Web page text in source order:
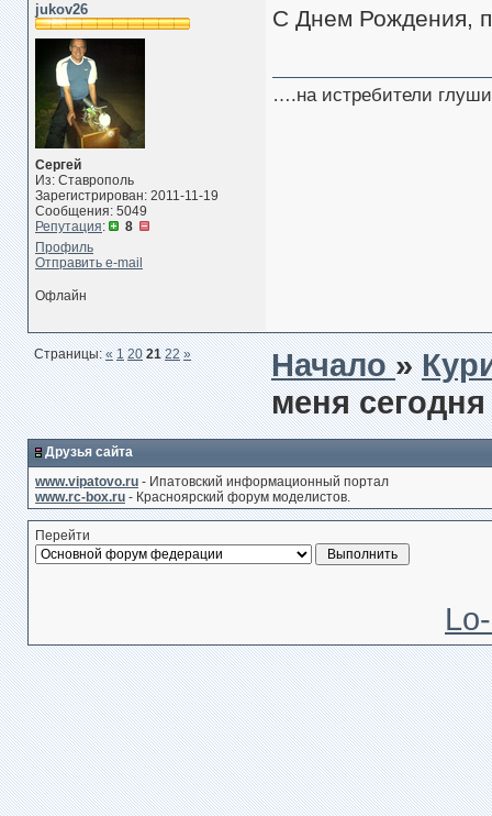
jukov26
Сергей
Из: Ставрополь
Зарегистрирован: 2011-11-19
Сообщения: 5049
Репутация:
8
Профиль
Отправить e-mail
С Днем Рождения,
….на истребители
Офлайн
Страницы:« 1 20 21 22 » Начало»
меня
Друзья сайта
www.vipatovo.ru - Ипатовский информационный портал
www.rc-box.ru - Красноярский форум моделистов.
Перейти